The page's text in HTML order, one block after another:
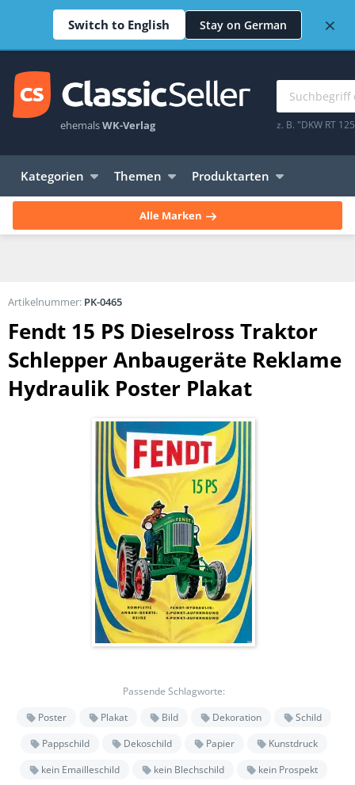
Switch to English Stay on German ×
ehemalsWK-Verlag z. B. "DKW RT
Kategorien Themen Produktarten
Alle Marken
Fendt 15 PS Dieselross Traktor
Schlepper Anbaugeräte Reklame
Hydraulik Poster Plakat
Passende Schlagworte:
Poster
Plakat Bild Dekoration
Schild
Pappschild
Dekoschild Papier
Kunstdruck
kein Emailleschild
kein Blechschild
kein Prospekt
Artikelnummer: PK-0465